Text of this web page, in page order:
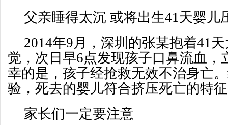
父亲睡得太沉 或将出生41天婴儿
2014年9月，深圳的张某抱着41
觉，次日早6点发现孩子口鼻流血，
幸的是，孩子经抢救无效不治身亡
验，死去的婴儿符合挤压死亡的特
家长们一定要注意